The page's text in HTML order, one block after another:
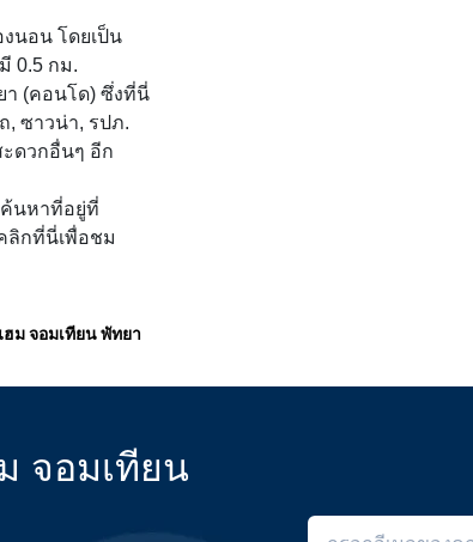
นอน โดยเป็น
0.5 กม.
า (คอนโด) ซึ่งที่นี่
, ซาวน่า, รปภ.
ดวกอื่นๆ อีก
ค้นหาที่อยู่ที่
ลิกที่นี่เพื่อชม
ม จอมเทียน พัทยา
จอมเทียน